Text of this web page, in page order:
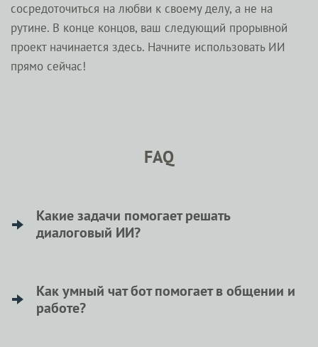
сосредоточиться на любви к своему делу, а не на
рутине. В конце концов, ваш следующий прорывной
проект начинается здесь. Начните использовать ИИ
прямо сейчас!
FAQ
Какие задачи помогает решать
диалоговый ИИ?
идеи, дает консультации и помогает составить
план проекта или сценарий.
Как умный чат бот помогает в общении и
работе?